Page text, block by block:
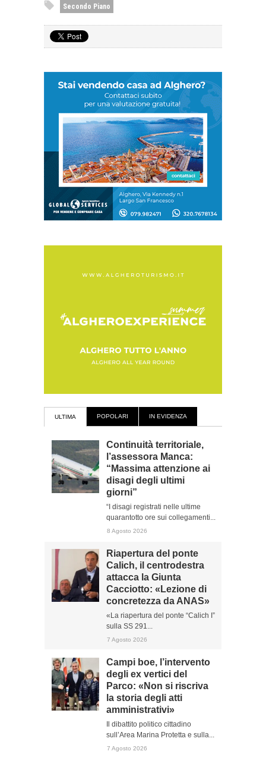
Secondo Piano
ULTIMA POPOLARI IN EVIDENZA
Continuità territoriale,
l’assessora Manca:
“Massima attenzione ai
disagi degli ultimi
giorni”
“I disagi registrati nelle ultime
quarantotto ore sui collegamenti...
8 Agosto 2026
Riapertura del ponte
Calich, il centrodestra
attacca la Giunta
Cacciotto: «Lezione di
concretezza da ANAS»
«La riapertura del ponte “Calich I”
sulla SS 291...
7 Agosto 2026
Campi boe, l’intervento
degli ex vertici del
Parco: «Non si riscriva
la storia degli atti
amministrativi»
Il dibattito politico cittadino
sull’Area Marina Protetta e sulla...
7 Agosto 2026